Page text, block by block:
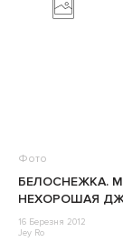
Фото
БЕЛОСНЕЖКА.
НЕХОРОШАЯ
16 Березня 2012
Jey Ro